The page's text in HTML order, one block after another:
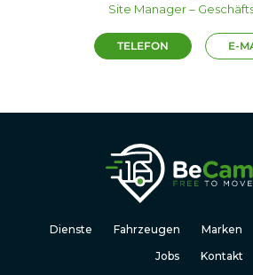
Site Manager –
TELEFON E-
Dienste Fahrzeugen Marken
Jobs
Kontakt